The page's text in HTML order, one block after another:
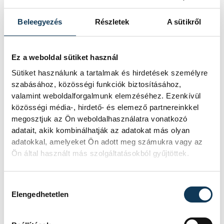
Beleegyezés Részletek A sütikről
Ez a weboldal sütiket használ
Sütiket használunk a tartalmak és hirdetések személyre
szabásához, közösségi funkciók biztosításához,
valamint weboldalforgalmunk elemzéséhez. Ezenkívül
közösségi média-, hirdető- és elemező partnereinkkel
megosztjuk az Ön weboldalhasználatra vonatkozó
adatait, akik kombinálhatják az adatokat más olyan
adatokkal, amelyeket Ön adott meg számukra vagy az
Ön által használt más szolgáltatásokból gyűjtöttek.
Elengedhetetlen
Ennek ellenére szinte végig
adta a tanácsokat
elsősorban a két fiatalnak,
Dávidnak és most már
Zalánnak, akik ezért rendre a
kamerák előtt hálálkodtak
neki. Ebből is érzékelhető:
Ákos nem egy volt a sok